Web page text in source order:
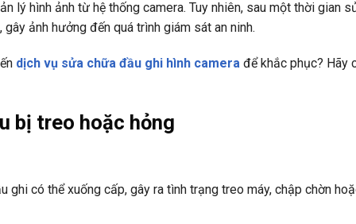
lý hình ảnh từ hệ thống camera. Tuy nhiên, sau một thời gian
, gây ảnh hưởng đến quá trình giám sát an ninh.
dịch vụ sửa chữa đầu ghi hình camera để khắc phục? Hãy
bị treo hoặc hỏng
có thể xuống cấp, gây ra tình trạng treo máy, chập chờn